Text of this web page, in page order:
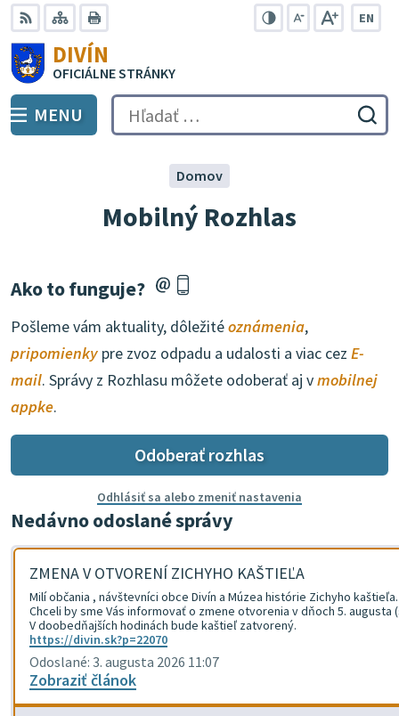
Preskočiť
na
obsah
RSS Mapa
EN
DIVÍN
OFICIÁLNE STRÁNKY
PREPNÚŤ
MENU Hľadať:
Mobilný Rozhlas
Domov
Ako to funguje?
Pošleme vám aktuality, dôležitéoznámenia,
pripomienky pre zvoz odpadu a udalosti a viac cez E-
mail. Správy z Rozhlasu môžete odoberať aj vmobilnej
appke.
Odoberať rozhlas
Odhlásiť sa alebo zmeniť nastavenia
Nedávno odoslané správy
ZMENA V OTVORENÍ ZICHYHO KAŠTIEĽA
Milí občania , návštevníci obce Divín a Múzea histórie Zichyho kaštieľa.
Chceli by sme Vás informovať o zmene otvorenia v dňoch 5. augusta
V doobedňajších hodinách bude kaštieľ zatvorený.
https://divin.sk?p=22070
Odoslané: 3. augusta 2026 11:07
Zobraziť článok